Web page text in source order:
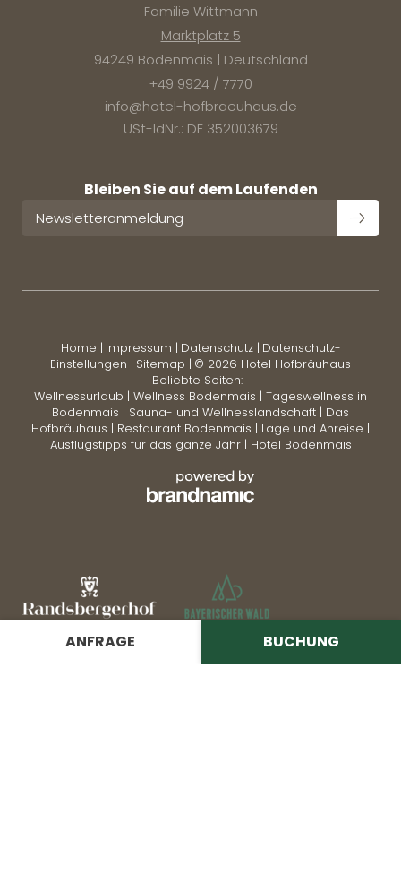
ANFRAGE BUCHUNG
Familie Wittmann
Marktplatz 5
94249 Bodenmais | Deutschland
+49 9924 / 7770
info@hotel-hofbraeuhaus.de
USt-IdNr.: DE 352003679
Bleiben Sie auf dem Laufenden
Newsletteranmeldung
Home | Impressum | Datenschutz | Datenschutz-
Einstellungen | Sitemap | © 2026 Hotel Hofbräuhaus
Beliebte Seiten:
Wellnessurlaub | Wellness Bodenmais | Tageswellness in
Bodenmais | Sauna- und Wellnesslandschaft | Das
Hofbräuhaus | Restaurant Bodenmais | Lage und Anreise |
Ausflugstipps für das ganze Jahr | Hotel Bodenmais